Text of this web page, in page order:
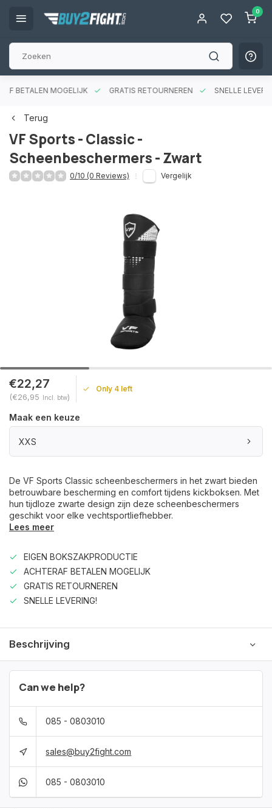
0
BETALEN MOGELIJK GRATIS RETOURNEREN SNELLE
Terug
VF Sports - Classic -
Scheenbeschermers - Zwart
0/10 (0 Reviews) Vergelijk
€22,27
(€26,95 Incl. btw)
Only 4 left
Maak een keuze
XXS
De VF Sports Classic scheenbeschermers in het zwart bieden
betrouwbare bescherming en comfort tijdens kickboksen. Met
hun tijdloze zwarte design zijn deze scheenbeschermers
geschikt voor elke vechtsportliefhebber.
Lees meer
EIGEN BOKSZAKPRODUCTIE
ACHTERAF BETALEN MOGELIJK
GRATIS RETOURNEREN
SNELLE LEVERING!
Beschrijving
Can we help?
085 - 0803010
sales@buy2fight.com
085 - 0803010